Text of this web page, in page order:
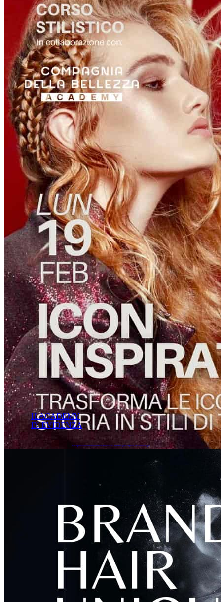
H.ACADEMY
IN EVIDENZA
Icon Inspiration: la masterclass made in Hairlovers che trasforma ogni hairstylist in un creatore di sogni